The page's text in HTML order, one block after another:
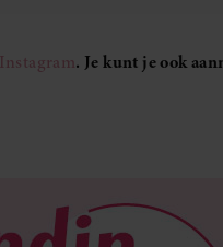
Instagram. Je kunt je ook